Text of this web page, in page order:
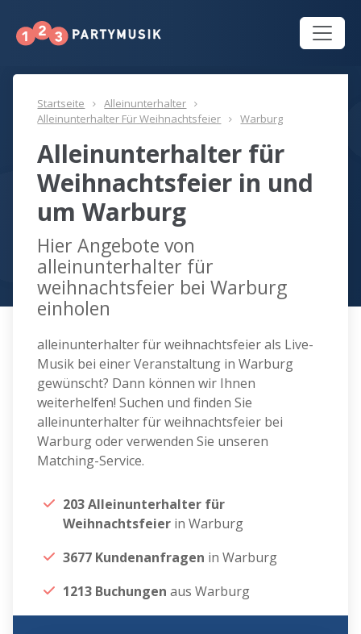
Startseite
Alleinunterhalter
Alleinunterhalter Für Weihnachtsfeier
Warburg
Alleinunterhalter für
Weihnachtsfeier in und
um Warburg
Hier Angebote von
alleinunterhalter für
weihnachtsfeier bei Warburg
einholen
alleinunterhalter für weihnachtsfeier als Live-
Musik bei einer Veranstaltung in Warburg
gewünscht? Dann können wir Ihnen
weiterhelfen! Suchen und finden Sie
alleinunterhalter für weihnachtsfeier bei
Warburg oder verwenden Sie unseren
Matching-Service.
203 Alleinunterhalter für
Weihnachtsfeier in Warburg
3677 Kundenanfragen in Warburg
1213 Buchungen aus Warburg